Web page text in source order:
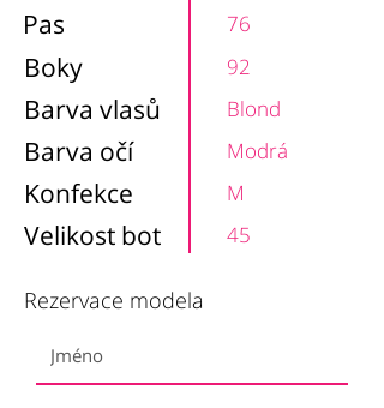
Pas 76
Boky 92
Barva vlasů Blond
Barva očí Modrá
Konfekce M
Velikost bot 45
Rezervace modela